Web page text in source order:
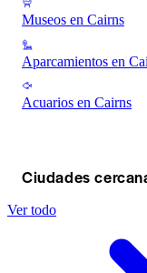
Museos en Cairns
Aparcamientos en
Acuarios en Cairns
Ciudades
Ver todo